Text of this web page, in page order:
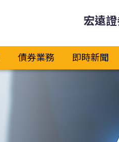
宏遠
債券業務 即時新聞